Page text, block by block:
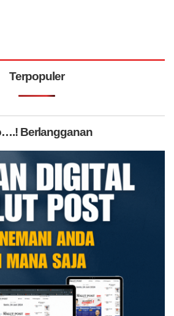
Terpopuler
Berlangganan